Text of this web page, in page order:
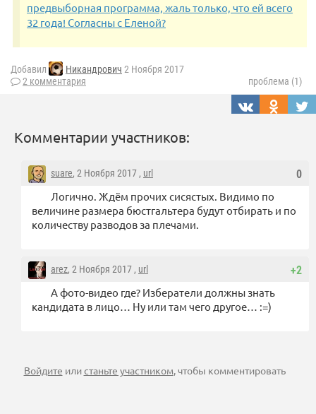
предвыборная программа, жаль только, что ей всего
32 года! Согласны с Еленой?
Добавил Никандрович 2 Ноября 2017
2 комментария
проблема (1)
Комментарии участников:
0
suare, 2 Ноября 2017 , url
Логично. Ждём прочих сисястых. Видимо по
величине размера бюстгальтера будут отбирать и по
количеству разводов за плечами.
+2
arez, 2 Ноября 2017 , url
А фото-видео где? Избератели должны знать
кандидата в лицо… Ну или там чего другое… :=)
Войдите илистаньте участником, чтобы комментировать